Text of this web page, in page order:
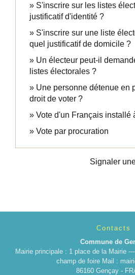
S'inscrire sur les listes
justificatif d'identité ?
S'inscrire sur une liste
quel justificatif de domicile ?
Un électeur peut-il
listes électorales ?
Une personne détenue en
droit de voter ?
Vote d'un Français installé
Vote par procuration
Signaler
Contacts
Commune de
Mairie principale : 1 place de la Mairie
champ de foire Mail :
86160 Gençay -